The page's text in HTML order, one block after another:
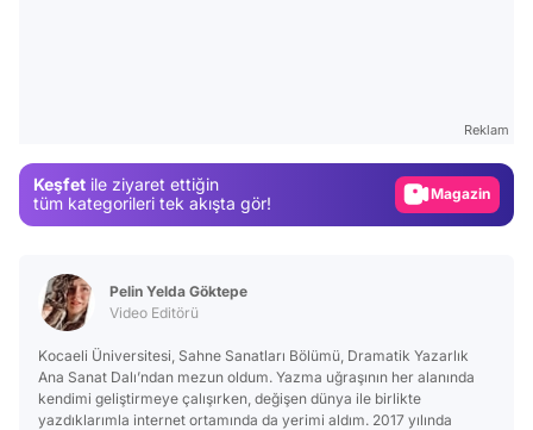
Reklam
Keşfet ile ziyaret ettiğin
tüm kategorileri tek akışta gör!
Magazin
Pelin Yelda Göktepe
Video Editörü
Kocaeli Üniversitesi, Sahne Sanatları Bölümü, Dramatik Yazarlık
Ana Sanat Dalı’ndan mezun oldum. Yazma uğraşının her alanında
kendimi geliştirmeye çalışırken, değişen dünya ile birlikte
yazdıklarımla internet ortamında da yerimi aldım. 2017 yılında